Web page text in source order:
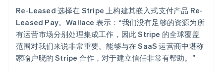
Re-Leased 选择在 Stripe 上构建其嵌入式支付产品 Re-
Leased Pay。Wallace 表示：“我们没有足够的资源为所
有运营市场分别处理集成工作，因此 Stripe 的全球覆盖
范围对我们来说非常重要。能够与在 SaaS 运营商中堪称
家喻户晓的 Stripe 合作，对于建立信任非常有帮助。”